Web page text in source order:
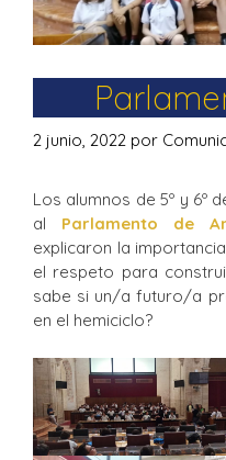
2 junio, 2022 por
Los alumnos de 5º y 6º
al Parlamento de
explicaron la
el respeto para
sabe si un/a futuro/a
en el hemiciclo?